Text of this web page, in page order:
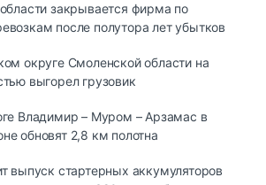
закрывается фирма по
после полутора лет убытков
округе Смоленской области на
выгорел грузовик
Владимир – Муром – Арзамас в
обновят 2,8 км полотна
выпуск стартерных аккумуляторов